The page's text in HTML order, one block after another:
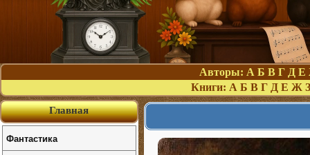
Авторы: А Б В Г Д Е
Книги: А Б В Г Д Е Ж З
Главная
Фантастика